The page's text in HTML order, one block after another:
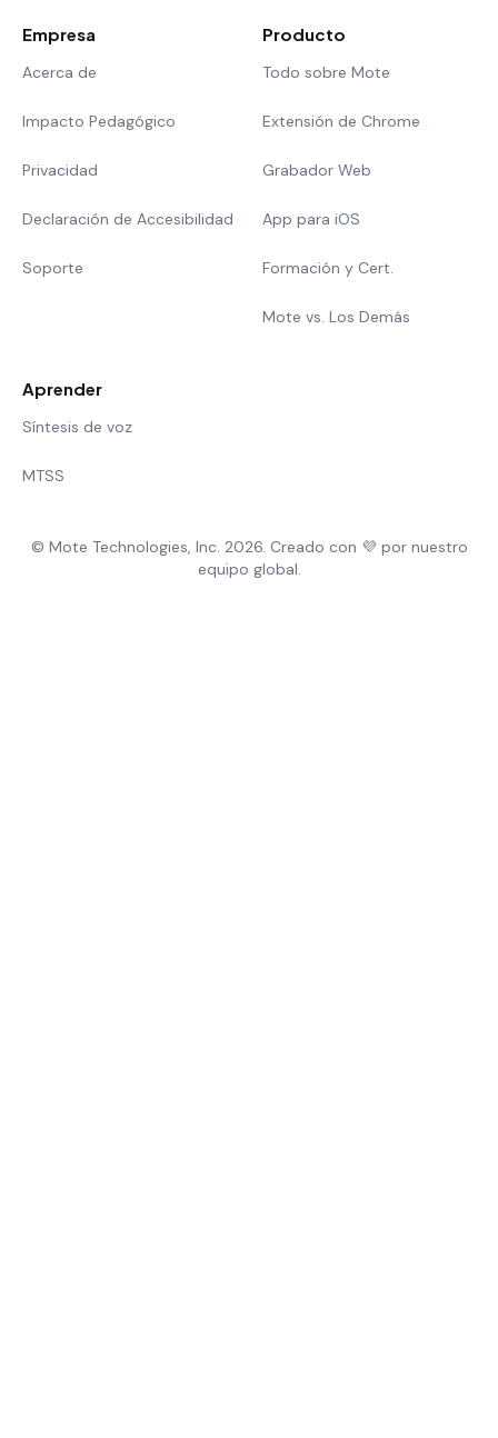
Empresa
Acerca de
Impacto Pedagógico
Privacidad
Declaración de Accesibilidad
Soporte
Producto
Todo sobre Mote
Extensión de Chrome
Grabador Web
App para iOS
Formación y Cert.
Mote vs. Los Demás
Aprender
Síntesis de voz
MTSS
© Mote Technologies, Inc. 2026. Creado con 💜 por nuestro
equipo global.